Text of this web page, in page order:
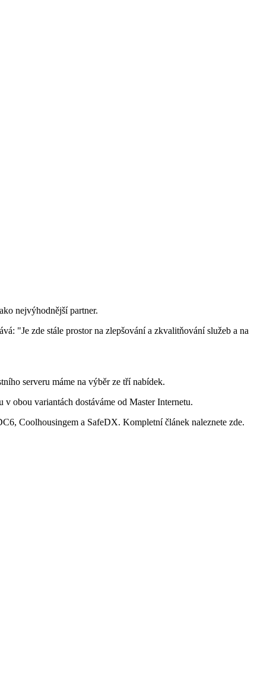
nejvýhodnější partner.
"Je zde stále prostor na zlepšování a zkvalitňování služeb a na
serveru máme na výběr ze tří nabídek.
obou variantách dostáváme od Master Internetu.
Coolhousingem a SafeDX. Kompletní článek naleznete zde.